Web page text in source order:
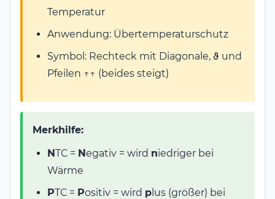
Temperatur
Anwendung: Übertemperaturschutz
Symbol: Rechteck mit Diagonale, ϑ und
Pfeilen ↑↑ (beides steigt)
Merkhilfe:
NTC = Negativ = wird niedriger bei
Wärme
PTC = Positiv = wird p lus (größer) bei